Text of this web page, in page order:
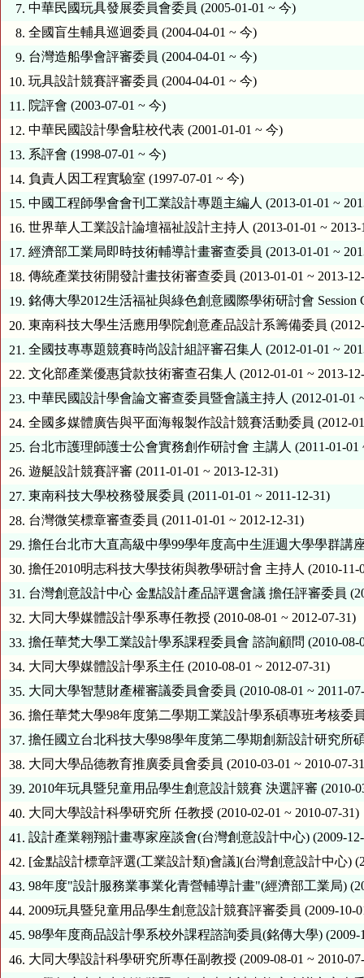
7. 中華民國玩具發展委員會委員 (2005-01-01 ~ 今)
8. 全國盲生輔具巡迴委員 (2004-04-01 ~ 今)
9. 台灣造船學會評審委員 (2004-04-01 ~ 今)
10. 玩具設計競賽評審委員 (2004-04-01 ~ 今)
11. 院評會 (2003-07-01 ~ 今)
12. 中華民國設計學會駐校代表 (2001-01-01 ~ 今)
13. 系評會 (1998-07-01 ~ 今)
14. 負責人因工程實驗室 (1997-07-01 ~ 今)
15. 中國工程師學會會刊工業設計專題主編人 (2013-01-01 ~
16. 世界華人工業設計論壇福祉設計主持人 (2013-01-01 ~ 2013-
17. 經濟部工業局即時技術輔導計畫審查委員 (2013-01-01 ~
18. 傳統產業技術開發計畫技術審查委員 (2013-01-01 ~ 2013-
19. 銘傳大學2012生活福祉與綠色創意國際學術研討會 Session
20. 東南科技大學生活應用學院創意產品設計系籌備委員 (2012-
21. 全國技專專題競賽時尚設計組評審召集人 (2012-01-01 ~
22. 文化部產業優惠貸款技術審查召集人 (2012-01-01 ~ 2013-
23. 中華民國設計學會論文審查委員暨會議主持人 (2012-01-01
24. 全國多媒體廣告與平面海報製作設計競賽活動委員 (2012-
25. 台北市護理師護士公會實務創作研討會 主講人 (2011-01-01
26. 遊艇設計競賽評審 (2011-01-01 ~ 2013-12-31)
27. 東南科技大學校務發展委員 (2011-01-01 ~ 2011-12-31)
28. 台灣微笑標章審查委員 (2011-01-01 ~ 2012-12-31)
29. 擔任台北市大直高級中學99學年度高中生涯週大學學群講
30. 擔任2010明志科技大學技術與教學研討會 主持人 (2010-11-
31. 台灣創意設計中心 金點設計產品評選會議 擔任評審委員
32. 大同大學媒體設計學系專任教授 (2010-08-01 ~ 2012-07-31)
33. 擔任華梵大學工業設計學系課程委員會 諮詢顧問 (2010-08-
34. 大同大學媒體設計學系主任 (2010-08-01 ~ 2012-07-31)
35. 大同大學智慧財產權審議委員會委員 (2010-08-01 ~ 2011-
36. 擔任華梵大學98年度第二學期工業設計學系碩專班考核委員
37. 擔任國立台北科技大學98學年度第二學期創新設計研究所
38. 大同大學品德教育推廣委員會委員 (2010-03-01 ~ 2010-07-
39. 2010年玩具暨兒童用品學生創意設計競賽 決選評審 (2010-
40. 大同大學設計科學研究所 任教授 (2010-02-01 ~ 2010-07-31)
41. 設計產業翱翔計畫專家座談會(台灣創意設計中心) (2009-12-
42. [金點設計標章評選(工業設計類)會議](台灣創意設計中心)
43. 98年度"設計服務業事業化青營輔導計畫"(經濟部工業局)
44. 2009玩具暨兒童用品學生創意設計競賽評審委員 (2009-10-
45. 98學年度商品設計學系校外課程諮詢委員(銘傳大學) (2009-
46. 大同大學設計科學研究所專任副教授 (2009-08-01 ~ 2010-